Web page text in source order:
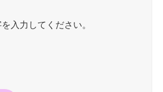
入力してください。